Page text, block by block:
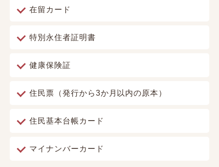
在留カード
特別永住者証明書
健康保険証
住民票（発行から3か月以内の原本）
住民基本台帳カード
マイナンバーカード